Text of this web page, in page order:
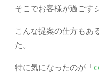
そこでお客様が過ごす
こんな提案の仕方もあ
た。
特に気になったのが「